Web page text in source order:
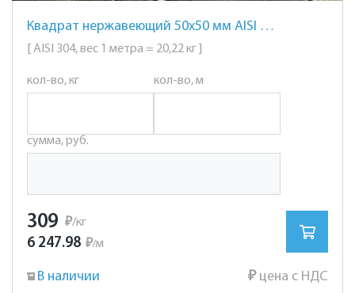
Квадрат нержавеющий 50х50 мм AISI 304 сталь 08Х18Н10
[ AISI 304, вес 1 метра = 20,22 кг ]
кол-во, кг кол-во, м
сумма, руб.
309 ₽/кг
6 247.98 ₽/м
В наличии ₽цена с НДС